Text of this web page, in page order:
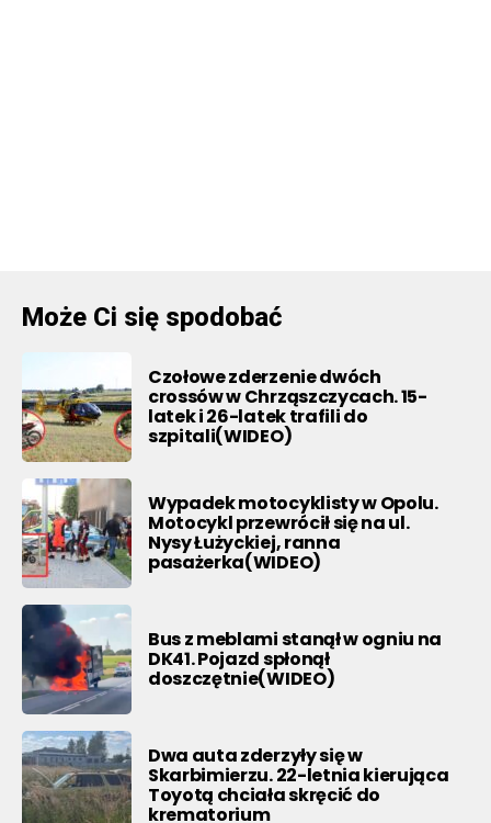
Może Ci się spodobać
Czołowe zderzenie dwóch
crossów w Chrząszczycach. 15-
latek i 26-latek trafili do
szpitali(WIDEO)
Wypadek motocyklisty w Opolu.
Motocykl przewrócił się na ul.
Nysy Łużyckiej, ranna
pasażerka(WIDEO)
Bus z meblami stanął w ogniu na
DK41. Pojazd spłonął
doszczętnie(WIDEO)
Dwa auta zderzyły się w
Skarbimierzu. 22-letnia kierująca
Toyotą chciała skręcić do
krematorium